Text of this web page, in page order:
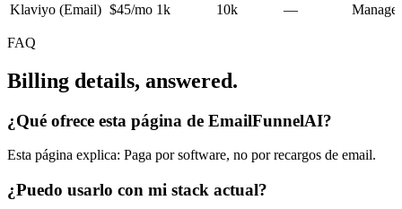
Klaviyo (Email) $45/mo 1k 10k —
FAQ
Billing details, answered.
¿Qué ofrece esta página de EmailFunnelAI?
Esta página explica: Paga por software, no por recargos de email.
¿Puedo usarlo con mi stack actual?